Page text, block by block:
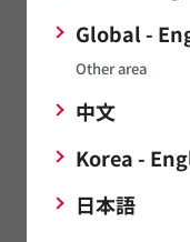
Global -
Other area
中文
Korea -
日本語
FAQ改善ア
この
宜しければこの